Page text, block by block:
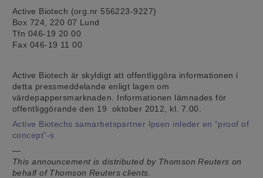
Active Biotech (org.nr 556223-9227)
Box 724, 220 07 Lund
Tfn 046-19 20 00
Fax 046-19 11 00
Active Biotech är skyldigt att offentliggöra informationen i
detta pressmeddelande enligt lagen om
värdepappersmarknaden. Informationen lämnades för
offentliggörande den 19 oktober 2012, kl. 7.00.
Active Biotechs samarbetspartner Ipsen inleder en “proof of
concept”-s
—
This announcement is distributed by Thomson Reuters on
behalf of Thomson Reuters clients.